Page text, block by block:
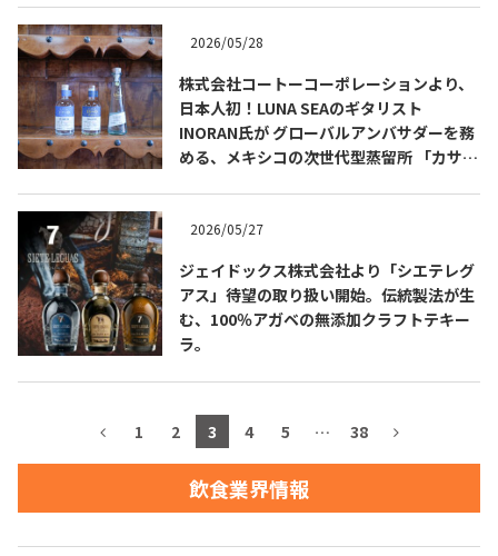
お問合せ
2026/05/28
株式会社コートーコーポレーションより、
日本人初！LUNA SEAのギタリスト
INORAN氏が グローバルアンバサダーを務
める、メキシコの次世代型蒸留所 「カサ・
2026/05/27
ジェイドックス株式会社より「シエテレグ
アス」待望の取り扱い開始。伝統製法が生
む、100％アガベの無添加クラフトテキー
ラ。
1 2 3 4 5 … 38
飲食業界情報